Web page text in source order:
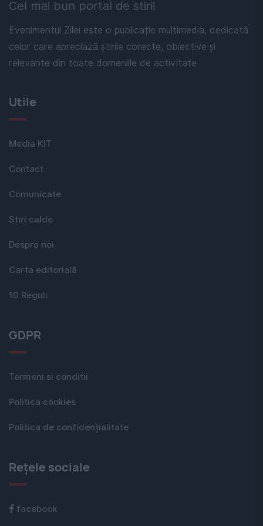
Cel mai bun portal de stiri!
Evenimentul Zilei este o publicație multimedia, dedicată
celor care apreciază știrile corecte, obiective și
relevante din toate domeniile de activitate
Utile
Media KIT
Contact
Comunicate
Stiri calde
Despre noi
Carta editorială
10 Reguli
GDPR
Termeni si conditii
Politica cookies
Politica de confidențialitate
Rețele sociale
facebook